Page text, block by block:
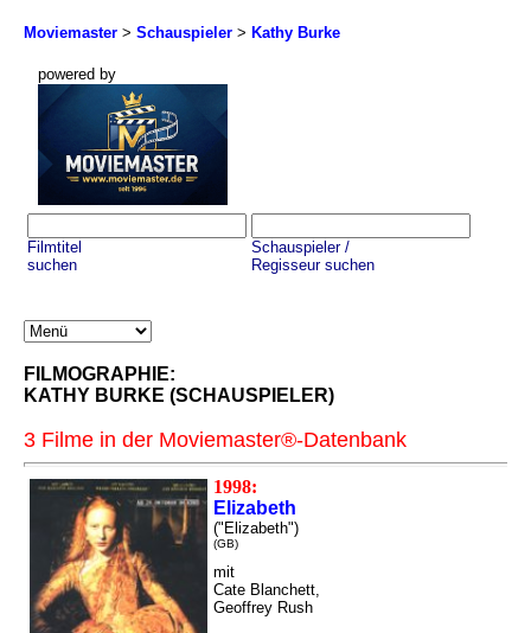
Moviemaster > Schauspieler > Kathy Burke
powered by
Filmtitel
suchen
Schauspieler /
Regisseur suchen
FILMOGRAPHIE:
KATHY BURKE (SCHAUSPIELER)
3 Filme in der Moviemaster®-Datenbank
1998:
Elizabeth
("Elizabeth")
(GB)
mit
Cate Blanchett,
Geoffrey Rush